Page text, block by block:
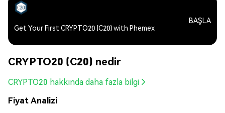
Get Your First CRYPTO20 (C20) with Phemex
BAŞLA
CRYPTO20 (C20) nedir
CRYPTO20 hakkında daha fazla bilgi
Fiyat Analizi